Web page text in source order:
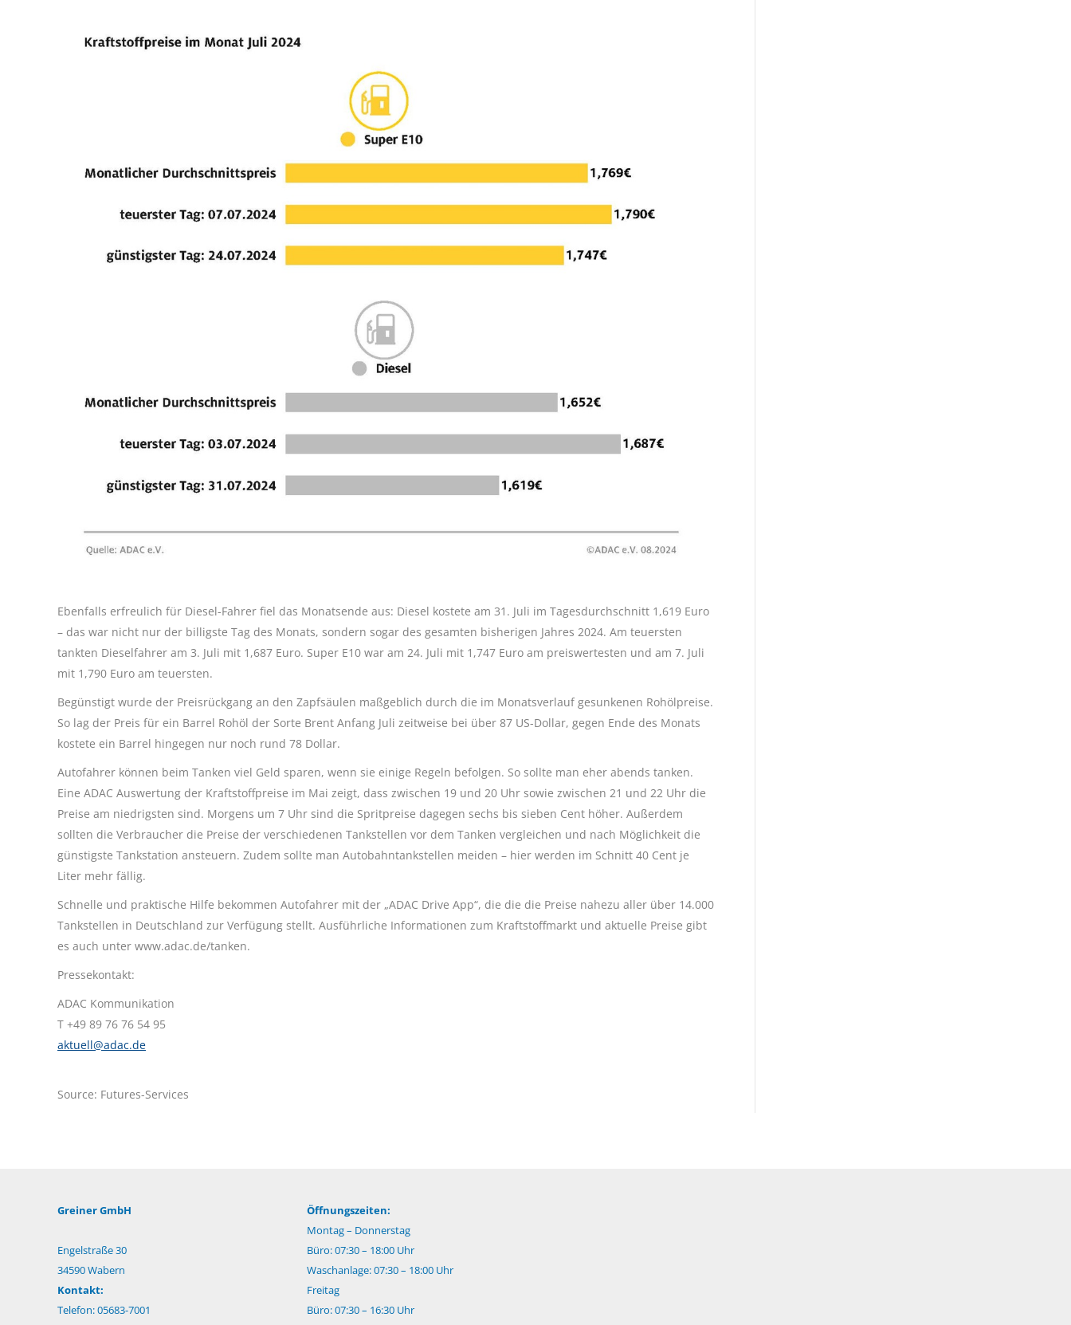
Ebenfalls erfreulich für Diesel-Fahrer fiel das Monatsende aus: Diesel kostete am 31. Juli im Tagesdurchschnitt 1,619 Euro
– das war nicht nur der billigste Tag des Monats, sondern sogar des gesamten bisherigen Jahres 2024. Am teuersten
tankten Dieselfahrer am 3. Juli mit 1,687 Euro. Super E10 war am 24. Juli mit 1,747 Euro am preiswertesten und am 7. Juli
mit 1,790 Euro am teuersten.
Begünstigt wurde der Preisrückgang an den Zapfsäulen maßgeblich durch die im Monatsverlauf gesunkenen Rohölpreise.
So lag der Preis für ein Barrel Rohöl der Sorte Brent Anfang Juli zeitweise bei über 87 US-Dollar, gegen Ende des Monats
kostete ein Barrel hingegen nur noch rund 78 Dollar.
Autofahrer können beim Tanken viel Geld sparen, wenn sie einige Regeln befolgen. So sollte man eher abends tanken.
Eine ADAC Auswertung der Kraftstoffpreise im Mai zeigt, dass zwischen 19 und 20 Uhr sowie zwischen 21 und 22 Uhr die
Preise am niedrigsten sind. Morgens um 7 Uhr sind die Spritpreise dagegen sechs bis sieben Cent höher. Außerdem
sollten die Verbraucher die Preise der verschiedenen Tankstellen vor dem Tanken vergleichen und nach Möglichkeit die
günstigste Tankstation ansteuern. Zudem sollte man Autobahntankstellen meiden – hier werden im Schnitt 40 Cent je
Liter mehr fällig.
Schnelle und praktische Hilfe bekommen Autofahrer mit der „ADAC Drive App“, die die die Preise nahezu aller über 14.000
Tankstellen in Deutschland zur Verfügung stellt. Ausführliche Informationen zum Kraftstoffmarkt und aktuelle Preise gibt
es auch unter www.adac.de/tanken.
Pressekontakt:
ADAC Kommunikation
T +49 89 76 76 54 95
aktuell@adac.de
Source: Futures-Services
Greiner GmbH
Engelstraße 30
34590 Wabern
Kontakt:
Telefon: 05683-7001
Öffnungszeiten:
Montag – Donnerstag
Büro: 07:30 – 18:00 Uhr
Waschanlage: 07:30 – 18:00 Uhr
Freitag
Büro: 07:30 – 16:30 Uhr